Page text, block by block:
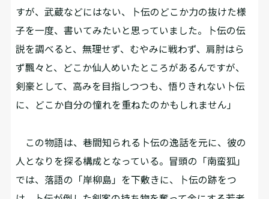
すが、武蔵などにはない、卜伝のどこか力の抜けた様
子を一度、書いてみたいと思っていました。卜伝の伝
説を調べると、無理せず、むやみに戦わず、肩肘はら
ず飄々と、どこか仙人めいたところがあるんですが、
剣豪として、高みを目指しつつも、悟りきれない卜伝
に、どこか自分の憧れを重ねたのかもしれません」
この物語は、巷間知られる卜伝の逸話を元に、彼の
人となりを探る構成となっている。冒頭の「南蛮狐」
では、落語の「岸柳島」を下敷きに、卜伝の跡をつ